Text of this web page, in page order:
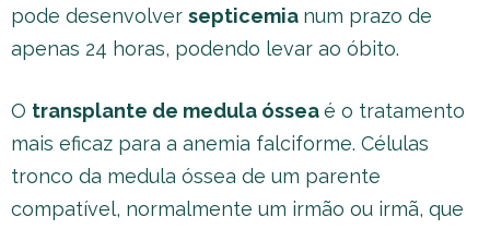
pode desenvolver septicemia num prazo de
apenas 24 horas, podendo levar ao óbito.
O transplante de medula ósseaé o tratamento
mais eficaz para a anemia falciforme. Células
tronco da medula óssea de um parente
compatível, normalmente um irmão ou irmã, que